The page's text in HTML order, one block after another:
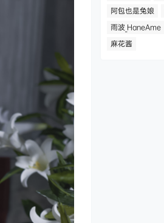
阿包也是兔娘
雨波_HaneAme
麻花酱